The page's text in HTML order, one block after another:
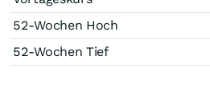
52-Wochen Hoch
52-Wochen Tief